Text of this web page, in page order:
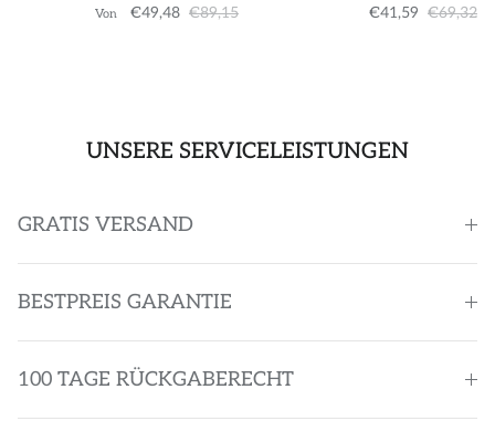
Von €49,48 €89,15 €41,59 €69,32
UNSERE SERVICELEISTUNGEN
GRATIS VERSAND
BESTPREIS GARANTIE
100 TAGE RÜCKGABERECHT